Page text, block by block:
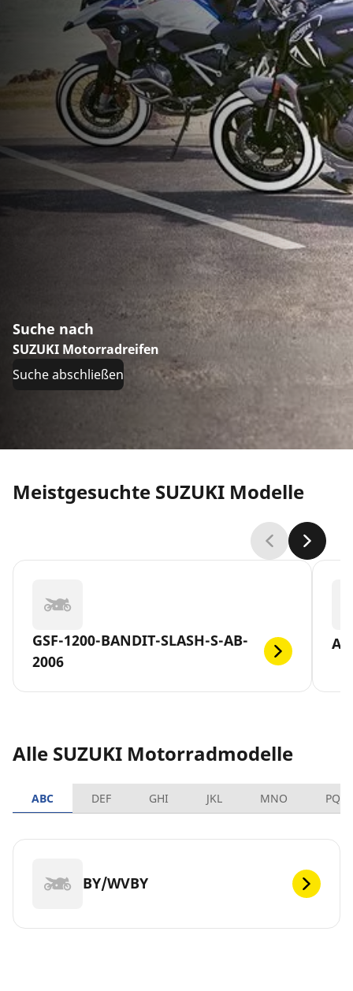
Suche nach
SUZUKI Motorradreifen
Suche abschließen
Meistgesuchte SUZUKI Modelle
GSF-1200-BANDIT-SLASH-S-AB-
2006
Alle SUZUKI Motorradmodelle
ABC DEF GHI JKL MNO PQRS
BY/WVBY